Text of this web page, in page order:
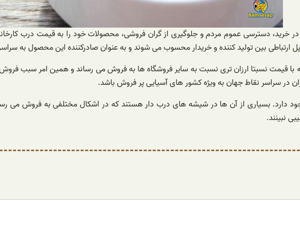
در خرید، دسترسی عموم مردم و جلوگیری از گران فروشی، محصولات خود را به قیمت درب
ارتباطی بین تولید کننده و خریدار محسوب می شوند و به عنوان صادرکننده این محصول به
با قیمت نسبتا ارزان تری نسبت به سایر فروشگاه ها به فروش می رساند و همین امر سبب
در سراسر نقاط جهان به ویژه کشور های آسیایی پر فروش باشد.
دارد. بسیاری از آن ها در شیشه های درب دار هستند که در اشکال مختلفی به فروش می
نبینند.